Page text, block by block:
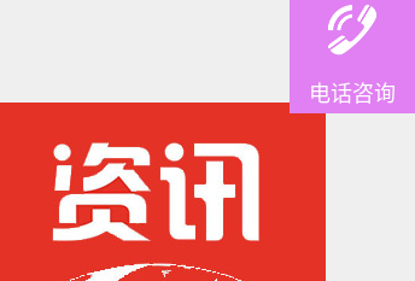
电话咨询